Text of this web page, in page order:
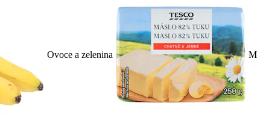
Ovoce a zelenina